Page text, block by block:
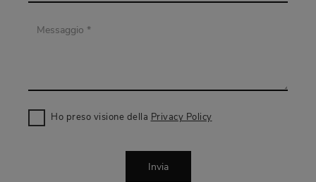
Ho preso visione della Privacy Policy
Invia